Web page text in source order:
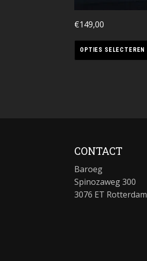
€149,00
OPTIES SELECTEREN
CONTACT
Baroeg
Spinozaweg 300
3076 ET Rotterdam